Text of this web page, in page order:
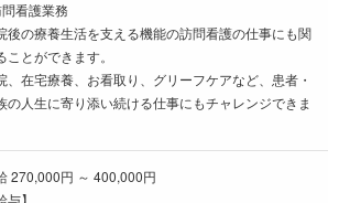
看護業務
後の療養生活を支える機能の訪問看護の仕事にも関
ことができます。
、在宅療養、お看取り、グリーフケアなど、患者・
の人生に寄り添い続ける仕事にもチャレンジできま
270,000円 ～ 400,000円